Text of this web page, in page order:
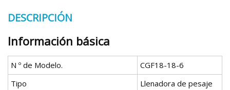
DESCRIPCIÓN
Información básica
N º de Modelo.
CGF18-18-6
Tipo
Llenadora de pesaje